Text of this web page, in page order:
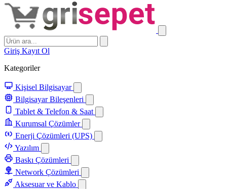
Giriş Kayıt Ol
Kategoriler
Kişisel Bilgisayar
Bilgisayar Bileşenleri
Tablet & Telefon & Saat
Kurumsal Çözümler
Enerji Çözümleri (UPS)
Yazılım
Baskı Çözümleri
Network Çözümleri
Aksesuar ve Kablo